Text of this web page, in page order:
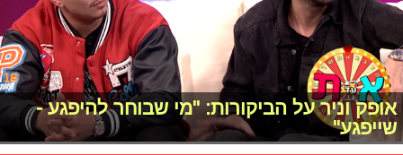
אופק וניר על הביקורות: "מי שבוחר להיפגע -
שייפגע"